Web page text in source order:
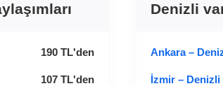
190 TL'den
107 TL'den
Denizli
Ankara –
İzmir – Denizli